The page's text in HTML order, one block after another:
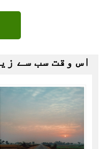
اس وقت سب سے